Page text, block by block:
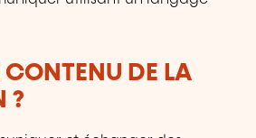
CONTENU DE LA
?